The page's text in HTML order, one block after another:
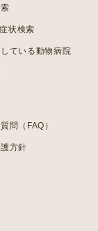
状検索
ている動物病院
問（FAQ）
方針